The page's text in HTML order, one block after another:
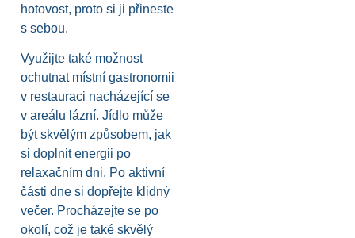
hotovost, proto si ji přineste
s sebou.
Využijte také možnost
ochutnat místní gastronomii
v restauraci nacházející se
v areálu lázní. Jídlo může
být skvělým způsobem, jak
si doplnit energii po
relaxačním dni. Po aktivní
části dne si dopřejte klidný
večer. Procházejte se po
okolí, což je také skvělý